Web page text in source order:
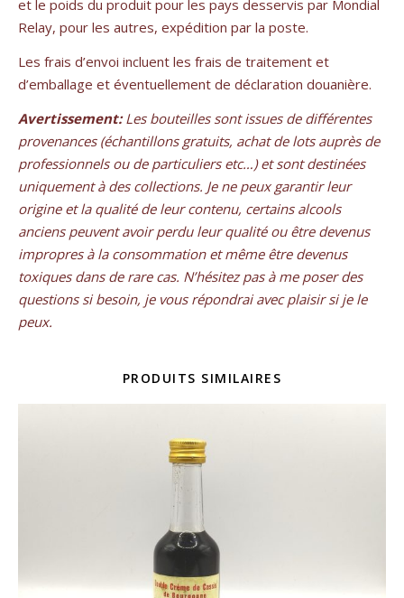
et le poids du produit pour les pays desservis par Mondial
Relay, pour les autres, expédition par la poste.
Les frais d’envoi incluent les frais de traitement et
d’emballage et éventuellement de déclaration douanière.
Avertissement:Les bouteilles sont issues de différentes
provenances (échantillons gratuits, achat de lots auprès de
professionnels ou de particuliers etc…) et sont destinées
uniquement à des collections. Je ne peux garantir leur
origine et la qualité de leur contenu, certains alcools
anciens peuvent avoir perdu leur qualité ou être devenus
impropres à la consommation et même être devenus
toxiques dans de rare cas. N’hésitez pas à me poser des
questions si besoin, je vous répondrai avec plaisir si je le
peux.
PRODUITS SIMILAIRES